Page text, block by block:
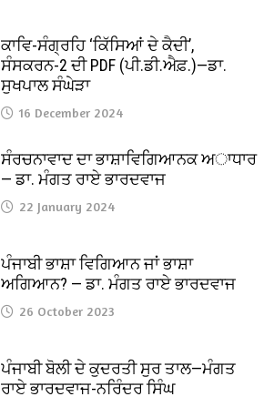
ਕਾਵਿ-ਸੰਗ੍ਰਹਿ ‘ਕਿੱਸਿਆਂ ਦੇ ਕੈਦੀ’,
ਸੰਸਕਰਨ-2 ਦੀ PDF (ਪੀ.ਡੀ.ਐਫ਼.)—ਡਾ.
ਸੁਖਪਾਲ ਸੰਘੇੜਾ
16 December 2024
ਸੰਰਚਨਾਵਾਦ ਦਾ ਭਾਸ਼ਾਵਿਗਿਆਨਕ ਅਾਧਾਰ
— ਡਾ. ਮੰਗਤ ਰਾਏ ਭਾਰਦਵਾਜ
22 January 2024
ਪੰਜਾਬੀ ਭਾਸ਼ਾ ਵਿਗਿਆਨ ਜਾਂ ਭਾਸ਼ਾ
ਅਗਿਆਨ? — ਡਾ. ਮੰਗਤ ਰਾਏ ਭਾਰਦਵਾਜ
26 October 2023
ਪੰਜਾਬੀ ਬੋਲੀ ਦੇ ਕੁਦਰਤੀ ਸੁਰ ਤਾਲ—ਮੰਗਤ
ਰਾਏ ਭਾਰਦਵਾਜ-ਨਰਿੰਦਰ ਸਿੰਘ